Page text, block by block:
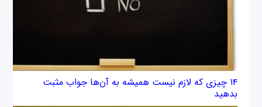
۱۴ چیزی که لازم نیست همیشه به آن‌ها جواب مثبت
بدهید